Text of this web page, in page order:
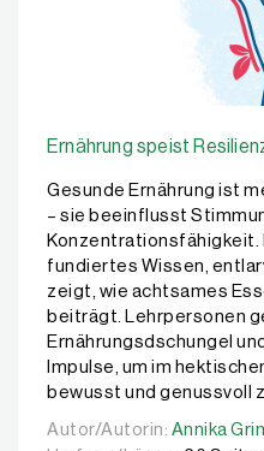
Ernährung speist
Gesunde Ernährung ist
– sie beeinflusst
fundiertes Wissen,
zeigt, wie achtsames
beiträgt. Lehrpersonen
Ernährungsdschungel
Impulse, um im
bewusst und genussvoll
Autor/Autorin: Annika
Autor/Autorin: Annika